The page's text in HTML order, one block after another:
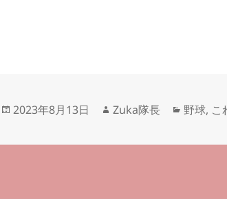
投
日:
2023年8月13日
作
者
Zuka隊長
カ
ゴ
野球, こ